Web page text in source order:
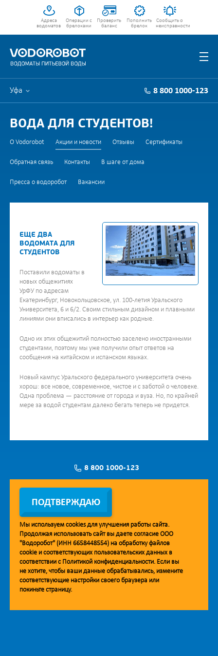
Адреса
водоматов
Операции с
брелоками
Проверить
баланс
Пополнить
брелок
Сообщить о
неисправности
Уфа 8 800 1000-123
ВОДА ДЛЯ СТУДЕНТОВ!
О Vodorobot Акции и новости Отзывы Сертификаты
Обратная связь Контакты В шаге от дома
Пресса о водоробот Вакансии
ЕЩЕ ДВА
ВОДОМАТА ДЛЯ
СТУДЕНТОВ
Поставили водоматы в
новых общежитиях
УрФУ по адресам
Екатеринбург, Новокольцовское, ул. 100-летия Уральского
Университета, 6 и 6/2. Своим стильным дизайном и плавными
линиями они вписались в интерьер как родные.
Одно их этих общежитий полностью заселено иностранными
студентами, поэтому мы уже получили опыт ответов на
сообщения на китайском и испанском языках.
Новый кампус Уральского федерального университета очень
хорош: все новое, современное, чистое и с заботой о человеке.
Одна проблема — расстояние от города и вуза. Но, по крайней
мере за водой студентам далеко бегать теперь не придется.
8 800 1000-123
Заявка на установку
Мобильное приложение Vodorobot
ПОДТВЕРЖДАЮ
Мы используем cookiesдля улучшения работы сайта.
Продолжая использовать сайт вы даете согласие ООО
"Водоробот" (ИНН 6658448554) на обработку файлов
cookie и соответствующих пользовательских данных в
соответствии с Политикой конфиденциальности. Если вы
не хотите, чтобы ваши данные обрабатывались, измените
соответствующие настройки своего браузера или
покиньте страницу.